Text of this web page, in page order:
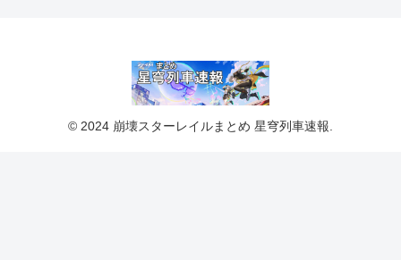
© 2024 崩壊スターレイルまとめ 星穹列車速報.